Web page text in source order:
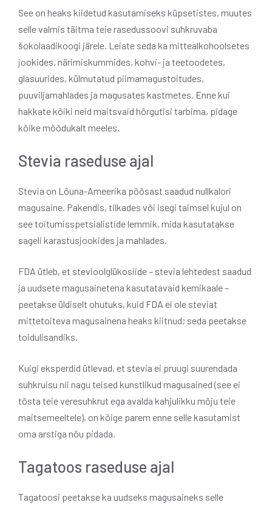
See on heaks kiidetud kasutamiseks küpsetistes, muutes
selle valmis täitma teie rasedussoovi suhkruvaba
šokolaadikoogi järele. Leiate seda ka mittealkohoolsetes
jookides, närimiskummides, kohvi- ja teetoodetes,
glasuurides, külmutatud piimamagustoitudes,
puuviljamahlades ja magusates kastmetes. Enne kui
hakkate kõiki neid maitsvaid hõrgutisi tarbima, pidage
kõike mõõdukalt meeles.
Stevia raseduse ajal
Stevia on Lõuna-Ameerika põõsast saadud nullkalori
magusaine. Pakendis, tilkades või isegi taimsel kujul on
see toitumisspetsialistide lemmik, mida kasutatakse
sageli karastusjookides ja mahlades.
FDA ütleb, et stevioolglükosiide – stevia lehtedest saadud
ja uudsete magusainetena kasutatavaid kemikaale –
peetakse üldiselt ohutuks, kuid FDA ei ole steviat
mittetoiteva magusainena heaks kiitnud; seda peetakse
toidulisandiks.
Kuigi eksperdid ütlevad, et stevia ei pruugi suurendada
suhkruisu nii nagu teised kunstlikud magusained (see ei
tõsta teie veresuhkrut ega avalda kahjulikku mõju teie
maitsemeeltele), on kõige parem enne selle kasutamist
oma arstiga nõu pidada.
Tagatoos raseduse ajal
Tagatoosi peetakse ka uudseks magusaineks selle